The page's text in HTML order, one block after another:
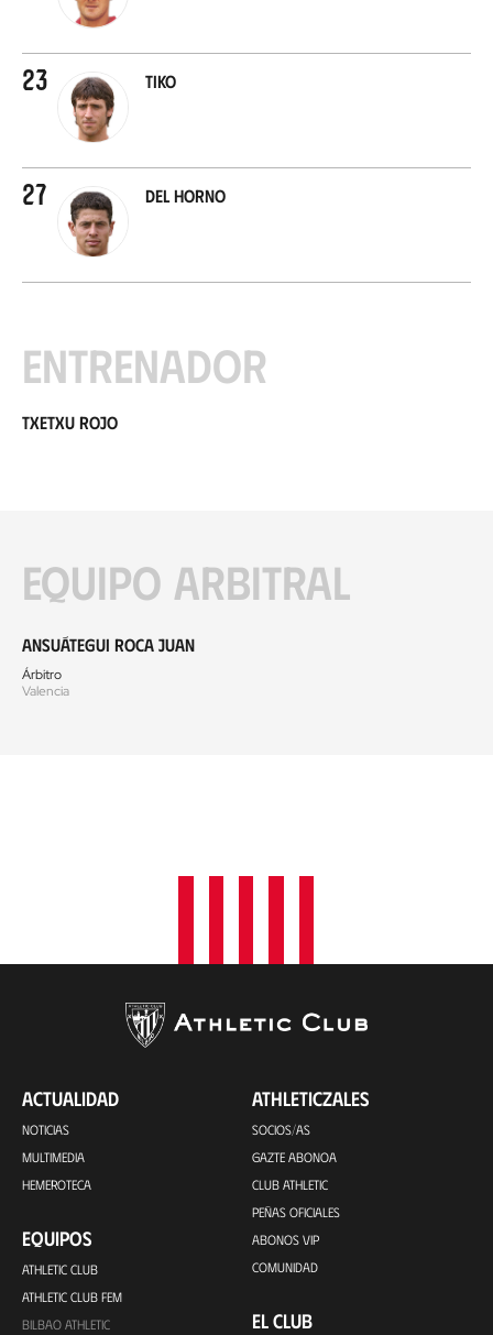
23 Tiko
27 Del Horno
Entrenador
Txetxu Rojo
Equipo arbitral
Ansuátegui Roca Juan
Árbitro
Valencia
ACTUALIDAD
NOTICIAS
MULTIMEDIA
HEMEROTECA
EQUIPOS
ATHLETIC CLUB
ATHLETIC CLUB FEM
BILBAO ATHLETIC
ATHLETICZALES
SOCIOS/AS
GAZTE ABONOA
CLUB ATHLETIC
PEÑAS OFICIALES
ABONOS VIP
COMUNIDAD
EL CLUB